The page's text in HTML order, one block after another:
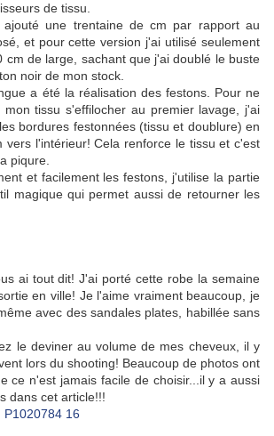
de tissu.
ajouté une trentaine de cm par rapport au
et pour cette version j'ai utilisé seulement
cm de large, sachant que j'ai doublé le buste
noir de mon stock.
a été la réalisation des festons. Pour ne
tissu s'effilocher au premier lavage, j'ai
bordures festonnées (tissu et doublure) en
vers l'intérieur! Cela renforce le tissu et c'est
piqure.
et facilement les festons, j'utilise la partie
magique qui permet aussi de retourner les
ai tout dit!J'ai porté cette robe la semaine
en ville! Je l'aime vraiment beaucoup, je
avec des sandales plates, habillée sans
le deviner au volume de mes cheveux, il y
lors du shooting! Beaucoup de photos ont
ce n'est jamais facile de choisir...il y a aussi
dans cet article!!!